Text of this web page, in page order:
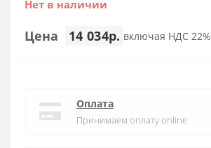
Нет в наличии
Цена 14 034р. включая НДС 22%
Оплата
Принимаем оплату online